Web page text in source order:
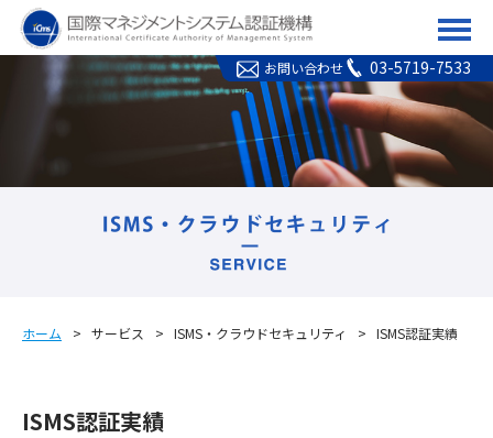
ICMS(国際マネジメント
お問い合わせ 03-5719-7533
ホーム サービス ISMS・クラウドセキュリティ ISMS認証実績
ISMS認証実績